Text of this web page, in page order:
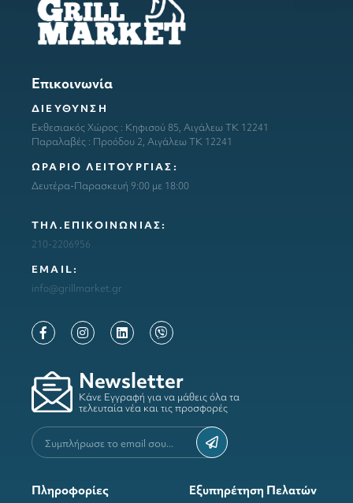
Επικοινωνία
ΔΙΕΥΘΥΝΣΗ
Εκθεσιακός Χώρος : Κηφισού 85, Αιγάλεω ΤΚ 12241
Παραλαβές : Προόδου 2, Αιγάλεω ΤΚ 12241
ΩΡΑΡΙΟ ΛΕΙΤΟΥΡΓΙΑΣ:
Δευτέρα-Παρασκευή 9:00 με 18:00
ΤΗΛ.ΕΠΙΚΟΙΝΩΝΙΑΣ:
210-2206956
ΕΜΑΙL:
info@grillmarket.gr
Newsletter
Κάνε Εγγραφή για να μάθεις όλα τα
τελευταία νέα και τις προσφορές
Πληροφορίες Εξυπηρέτηση Πελατών